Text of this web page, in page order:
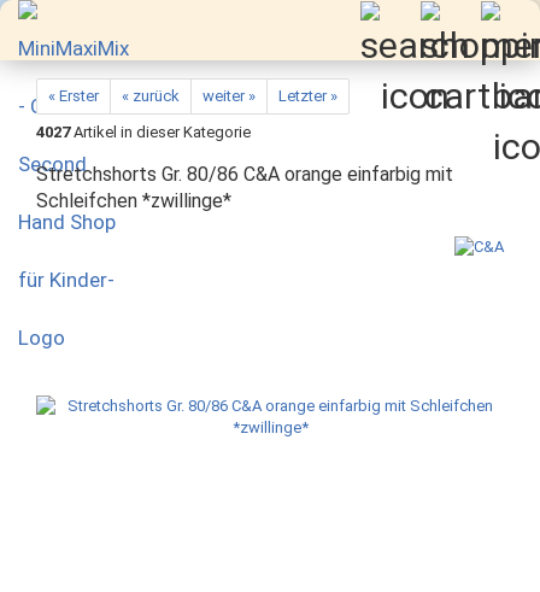
« Erster « zurück weiter »
Letzter »
4027Artikel in dieser Kategorie
Stretchshorts Gr. 80/86 C&A orange einfarbig mit
Schleifchen *zwillinge*